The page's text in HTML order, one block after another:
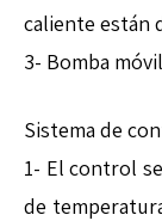
caliente están
3- Bomba
Sistema de
1- El control
de